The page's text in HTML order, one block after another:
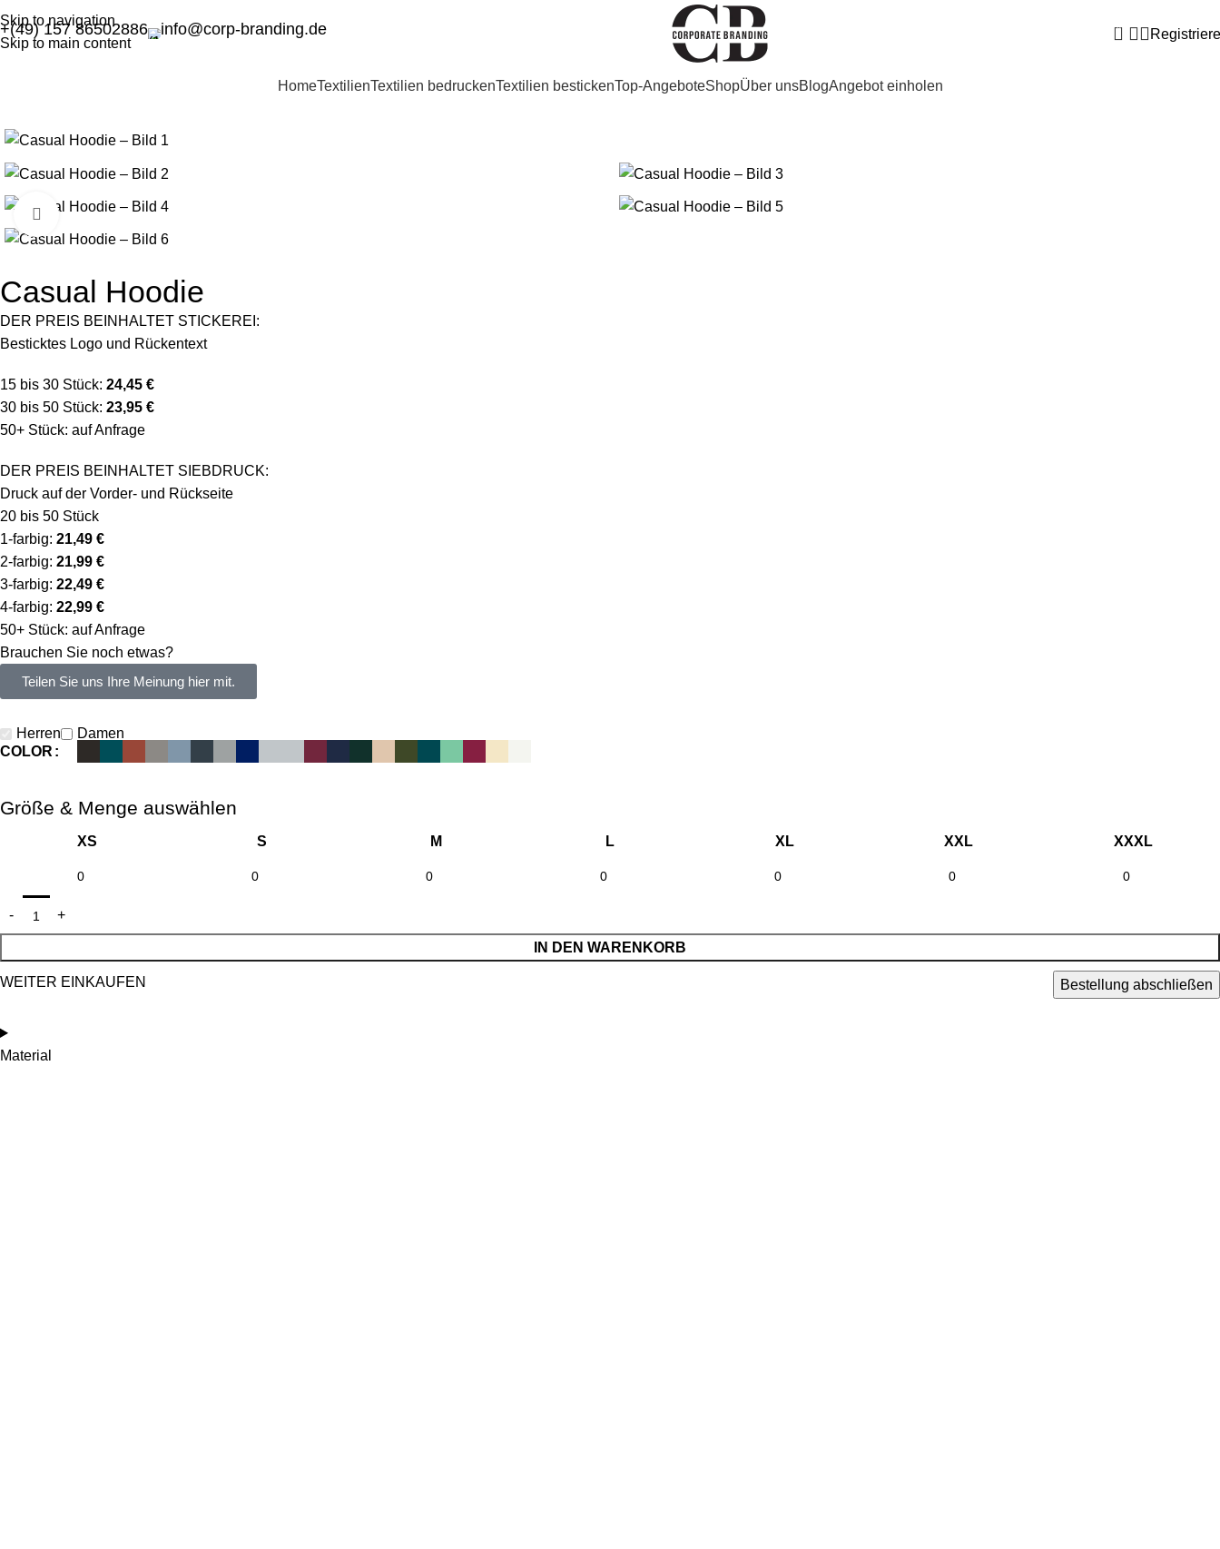
Skip to navigation
Skip to main content
+(49) 157 86502886 info@corp-branding.de 0
HomeTextilienTextilien bedruckenTextilien bestickenTop-AngeboteShopÜber unsBlogAngebot einholen
Click to enlarge
Casual Hoodie
DER PREIS BEINHALTET STICKEREI:
Besticktes Logo und Rückentext
15 bis 30 Stück: 24,45 €
30 bis 50 Stück: 23,95 €
50+ Stück: auf Anfrage
DER PREIS BEINHALTET SIEBDRUCK:
Druck auf der Vorder- und Rückseite
20 bis 50 Stück
1-farbig: 21,49 €
2-farbig: 21,99 €
3-farbig: 22,49 €
4-farbig: 22,99 €
50+ Stück: auf Anfrage
Brauchen Sie noch etwas?
Teilen Sie uns Ihre Meinung hier mit.
Herren
Damen
COLOR
Größe & Menge auswählen
XS S M L XL XXL XXXL
IN DEN WARENKORB
WEITER EINKAUFEN Bestellung abschließen
Material